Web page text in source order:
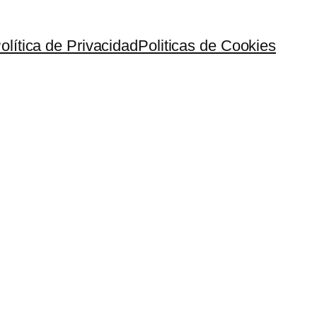
de PrivacidadPoliticas de Cookies